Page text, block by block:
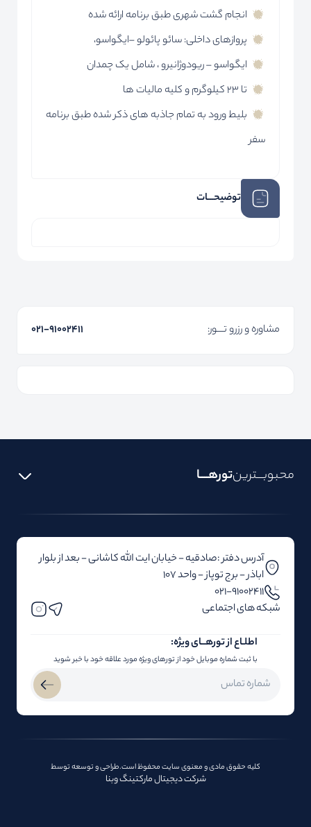
انجام گشت شهری طبق برنامه ارائه شده
پروازهای داخلی: سائو پائولو –ایگواسو،
ایگواسو – ریودوژانیرو ، شامل یک چمدان
تا ۲۳ کیلوگرم و کلیه مالیات ها
بلیط ورود به تمام جاذبه های ذکر شده طبق برنامه
سفر
توضیحـــات
مشاوره و رزرو تـــور: ۰۲۱-91002411
محبوبـــترینتورهــــا
آدرس دفتر :صادقیه - خیابان ایت الله کاشانی - بعد از بلوار‌‌
اباذر - برج توپاز - واحد 107
۰۲۱-91002411
شبکه های اجتماعی
اطلـاع از تور‌هــای ویژه:
با ثبت شماره موبایل خود از تورهای ویژه مورد علاقه خود با خبر شوید
کلیه حقوق مادی و معنوی سایت محفوظ است.طراحی و توسعه توسط
شرکت دیجیتال مارکتینگ وبنا